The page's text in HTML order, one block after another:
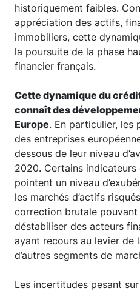
historiquement faibles.
appréciation des actifs,
immobiliers, cette
la poursuite de la phase
financier français.
Cette dynamique du
connaît des
Europe. En particulier, les
des entreprises
dessous de leur niveau
2020. Certains
pointent un niveau
les marchés d’actifs
correction brutale pouvant
déstabiliser des acteurs
ayant recours au levier de
d’autres segments de
Les incertitudes pesant